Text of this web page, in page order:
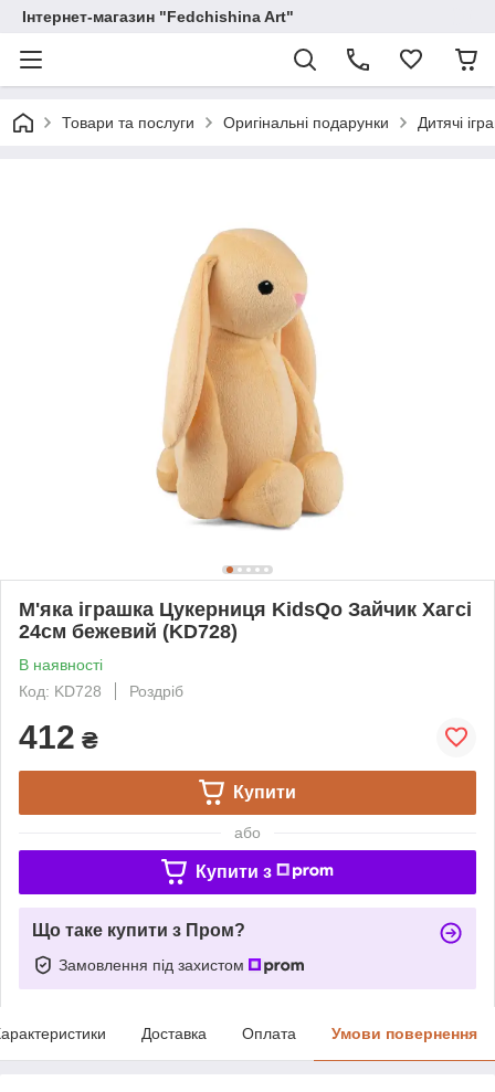
Інтернет-магазин "Fedchishina Art"
Товари та послуги Оригінальні подарунки Дитячі
М'яка іграшка Цукерниця KidsQo Зайчик Хагсі
24см бежевий (KD728)
В наявності
Код: KD728
Роздріб
412 ₴
Купити
або
Купити з
Що таке купити з Пром?
Замовлення під захистом
Доставка Оплата Умови повернення